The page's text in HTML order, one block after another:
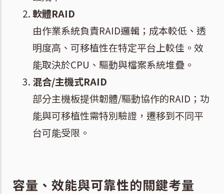
軟體RAID
由作業系統負責RAID邏輯；成本較低、透
明度高、可移植性在特定平台上較佳。效
能取決於CPU、驅動與檔案系統堆疊。
混合/主機式RAID
部分主機板提供韌體/驅動協作的RAID；功
能與可移植性需特別驗證，遷移到不同平
台可能受限。
容量、效能與可靠性的關鍵考量